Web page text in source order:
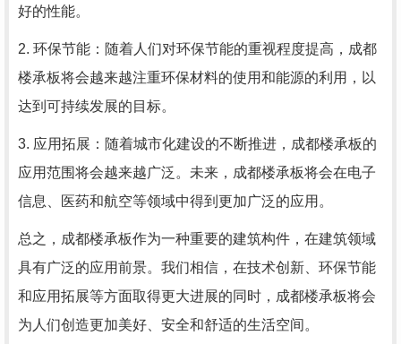
好的性能。
2. 环保节能：随着人们对环保节能的重视程度提高，成都
楼承板将会越来越注重环保材料的使用和能源的利用，以
达到可持续发展的目标。
3. 应用拓展：随着城市化建设的不断推进，成都楼承板的
应用范围将会越来越广泛。未来，成都楼承板将会在电子
信息、医药和航空等领域中得到更加广泛的应用。
总之，成都楼承板作为一种重要的建筑构件，在建筑领域
具有广泛的应用前景。我们相信，在技术创新、环保节能
和应用拓展等方面取得更大进展的同时，成都楼承板将会
为人们创造更加美好、安全和舒适的生活空间。